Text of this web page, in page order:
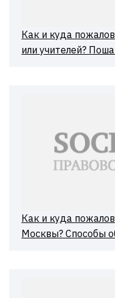
Как и куда
или учителей?
Как и куда
Москвы? Способы